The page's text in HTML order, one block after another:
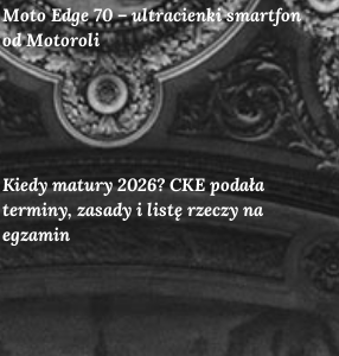
Moto Edge 70 – ultracienki smartfon
od Motoroli
Kiedy matury 2026? CKE podała
terminy, zasady i listę rzeczy na
egzamin